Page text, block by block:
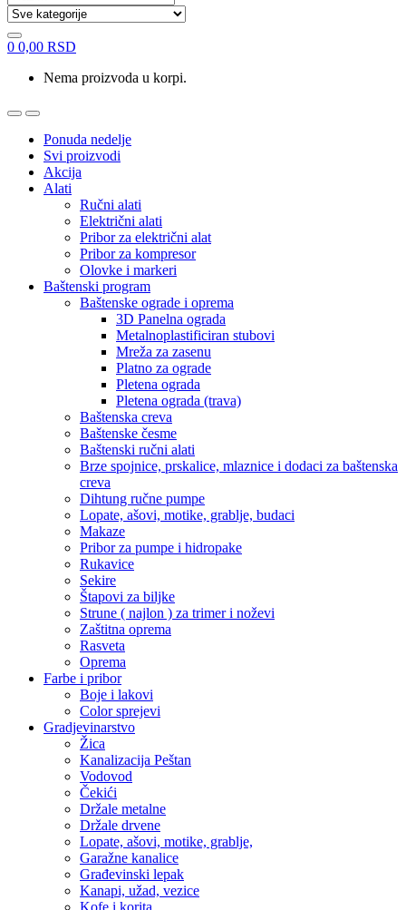
0 0,00 RSD
Nema proizvoda u korpi.
Ponuda nedelje
Svi proizvodi
Akcija
Alati
Ručni alati
Električni alati
Pribor za električni alat
Pribor za kompresor
Olovke i markeri
Baštenski program
Baštenske ograde i oprema
3D Panelna ograda
Metalnoplastificiran stubovi
Mreža za zasenu
Platno za ograde
Pletena ograda
Pletena ograda (trava)
Baštenska creva
Baštenske česme
Baštenski ručni alati
Brze spojnice, prskalice, mlaznice i dodaci za baštenska
creva
Dihtung ručne pumpe
Lopate, ašovi, motike, grablje, budaci
Makaze
Pribor za pumpe i hidropake
Rukavice
Sekire
Štapovi za biljke
Strune ( najlon ) za trimer i noževi
Zaštitna oprema
Rasveta
Oprema
Farbe i pribor
Boje i lakovi
Color sprejevi
Gradjevinarstvo
Žica
Kanalizacija Peštan
Vodovod
Čekići
Držale metalne
Držale drvene
Lopate, ašovi, motike, grablje,
Garažne kanalice
Građevinski lepak
Kanapi, užad, vezice
Kofe i korita